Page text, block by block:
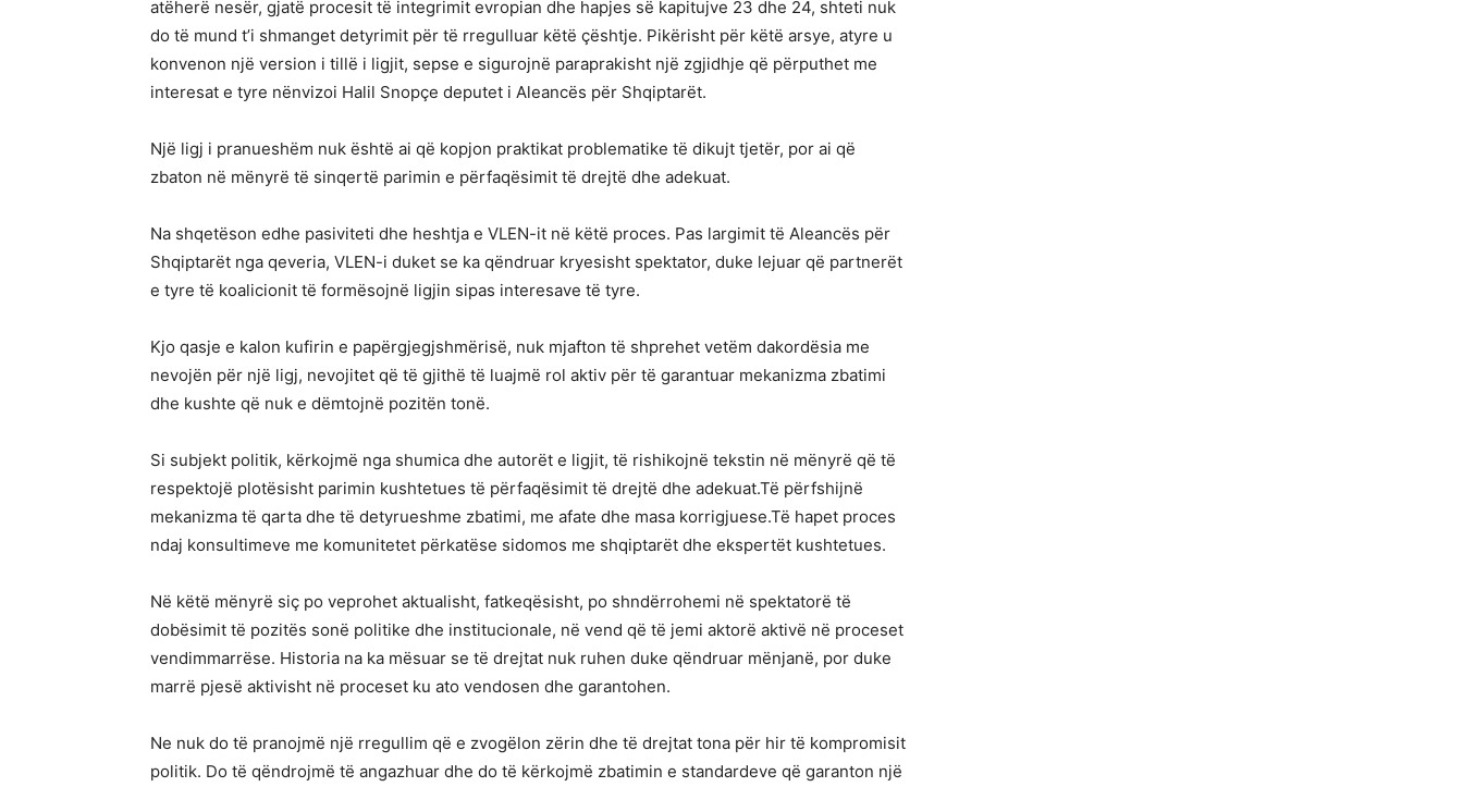
atëherë nesër, gjatë procesit të integrimit evropian dhe hapjes së kapitujve 23 dhe 24, shteti nuk
do të mund t’i shmanget detyrimit për të rregulluar këtë çështje. Pikërisht për këtë arsye, atyre u
konvenon një version i tillë i ligjit, sepse e sigurojnë paraprakisht një zgjidhje që përputhet me
interesat e tyre nënvizoi Halil Snopçe deputet i Aleancës për Shqiptarët.
Një ligj i pranueshëm nuk është ai që kopjon praktikat problematike të dikujt tjetër, por ai që
zbaton në mënyrë të sinqertë parimin e përfaqësimit të drejtë dhe adekuat.
Na shqetëson edhe pasiviteti dhe heshtja e VLEN-it në këtë proces. Pas largimit të Aleancës për
Shqiptarët nga qeveria, VLEN-i duket se ka qëndruar kryesisht spektator, duke lejuar që partnerët
e tyre të koalicionit të formësojnë ligjin sipas interesave të tyre.
Kjo qasje e kalon kufirin e papërgjegjshmërisë, nuk mjafton të shprehet vetëm dakordësia me
nevojën për një ligj, nevojitet që të gjithë të luajmë rol aktiv për të garantuar mekanizma zbatimi
dhe kushte që nuk e dëmtojnë pozitën tonë.
Si subjekt politik, kërkojmë nga shumica dhe autorët e ligjit, të rishikojnë tekstin në mënyrë që të
respektojë plotësisht parimin kushtetues të përfaqësimit të drejtë dhe adekuat.Të përfshijnë
mekanizma të qarta dhe të detyrueshme zbatimi, me afate dhe masa korrigjuese.Të hapet proces
ndaj konsultimeve me komunitetet përkatëse sidomos me shqiptarët dhe ekspertët kushtetues.
Në këtë mënyrë siç po veprohet aktualisht, fatkeqësisht, po shndërrohemi në spektatorë të
dobësimit të pozitës sonë politike dhe institucionale, në vend që të jemi aktorë aktivë në proceset
vendimmarrëse. Historia na ka mësuar se të drejtat nuk ruhen duke qëndruar mënjanë, por duke
marrë pjesë aktivisht në proceset ku ato vendosen dhe garantohen.
Ne nuk do të pranojmë një rregullim që e zvogëlon zërin dhe të drejtat tona për hir të kompromisit
politik. Do të qëndrojmë të angazhuar dhe do të kërkojmë zbatimin e standardeve që garanton një